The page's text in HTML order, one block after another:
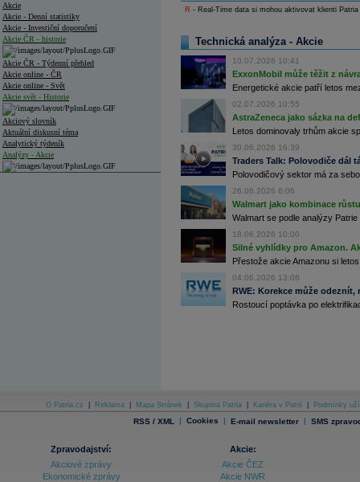
Akcie
Akcie - Denní statistiky
Akcie - Investiční doporučení
Akcie ČR - historie
Akcie ČR - Týdenní přehled
Akcie online - ČR
Akcie online - Svět
Akcie svět - Historie
Akciový slovník
Aktuální diskusní téma
Analytický týdeník
Analýzy - Akcie
Archiv - Měsíční makroekonomické přehledy
Archiv - Vývoj české koruny
R - Real-Time data si mohou aktivovat klienti
Technická analýza - Akcie
10.07.2026 10:41
ExxonMobil může těžit z
Energetické akcie patří letos
02.07.2026 10:55
AstraZeneca jako sázka na
Letos dominovaly trhům akcie
30.06.2026 16:39
Traders Talk: Polovodiče dál
Polovodičový sektor má za
26.06.2026 6:06
Walmart jako kombinace
Walmart se podle analýzy
18.06.2026 10:00
Silné vyhlídky pro Amazon.
Přestože akcie Amazonu si
04.06.2026 13:06
RWE: Korekce může
Rostoucí poptávka po
O Patria.cz Reklama Mapa Stránek Skupina Patria Kariéra v Patrii Podmínky
RSS / XML | Cookies | E-mail newsletter | SMS
Zpravodajství:
Akciové zprávy
Ekonomické zprávy
Akcie:
Akcie ČEZ
Akcie NWR